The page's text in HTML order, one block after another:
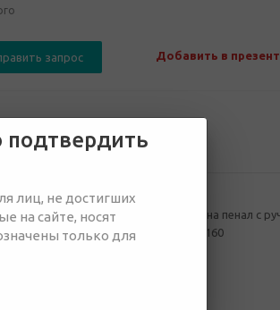
запрос Добавить в
Брендирование
Коробка из кашированного картона пенал с
Экшн-камера 16 Мп, видео 3840*2160
подтвердить
лиц, не достигших
на сайте, носят
только для